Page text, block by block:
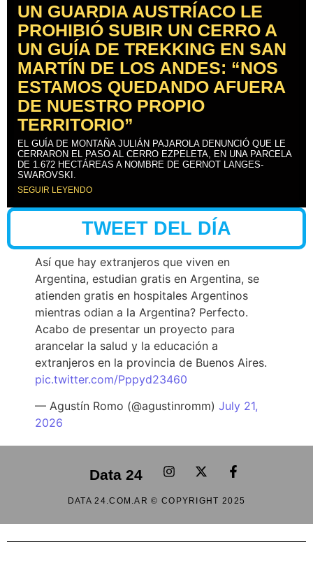
UN GUARDIA AUSTRÍACO LE
PROHIBIÓ SUBIR UN CERRO A
UN GUÍA DE TREKKING EN SAN
MARTÍN DE LOS ANDES: “NOS
ESTAMOS QUEDANDO AFUERA
DE NUESTRO PROPIO
TERRITORIO”
EL GUÍA DE MONTAÑA JULIÁN PAJAROLA DENUNCIÓ QUE LE
CERRARON EL PASO AL CERRO EZPELETA, EN UNA PARCELA
DE 1.672 HECTÁREAS A NOMBRE DE GERNOT LANGES-
SWAROVSKI.
SEGUIR LEYENDO
TWEET DEL DÍA
Así que hay extranjeros que viven en
Argentina, estudian gratis en Argentina, se
atienden gratis en hospitales Argentinos
mientras odian a la Argentina? Perfecto.
Acabo de presentar un proyecto para
arancelar la salud y la educación a
extranjeros en la provincia de Buenos Aires.
pic.twitter.com/Pppyd23460
— Agustín Romo (@agustinromm) July 21,
2026
Data 24
DATA 24.COM.AR © COPYRIGHT 2025